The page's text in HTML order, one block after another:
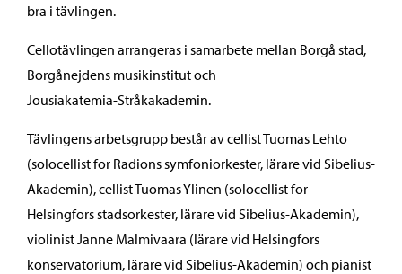
bra i tävlingen.
Cellotävlingen arrangeras i samarbete mellan Borgå stad,
Borgånejdens musikinstitut och
Jousiakatemia-Stråkakademin.
Tävlingens arbetsgrupp består av cellist Tuomas Lehto
(solocellist for Radions symfoniorkester, lärare vid Sibelius-
Akademin), cellist Tuomas Ylinen (solocellist for
Helsingfors stadsorkester, lärare vid Sibelius-Akademin),
violinist Janne Malmivaara (lärare vid Helsingfors
konservatorium, lärare vid Sibelius-Akademin) och pianist